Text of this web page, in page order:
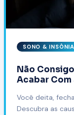
SONO & INSÔNIA
Não
Acabar Com
Você deita,
Descubra as